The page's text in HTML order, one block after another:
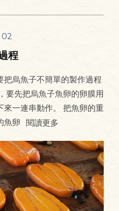
程
烏魚子不簡單的製作過程
要先把烏魚子魚卵的卵膜用
一連串動作。 把魚卵的重
魚卵 閱讀更多